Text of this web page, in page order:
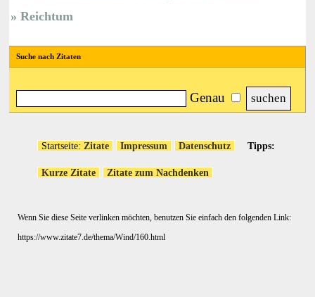
Reichtum
Suche nach Zitaten
Genau
Startseite: Zitate Impressum Datenschutz Tipps:
Kurze Zitate Zitate zum Nachdenken
Wenn Sie diese Seite verlinken möchten, benutzen Sie einfach den folgenden Link:
https://www.zitate7.de/thema/Wind/160.html